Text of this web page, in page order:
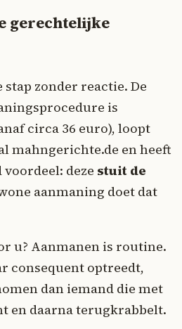
gerechtelijke
zonder reactie. De
is
circa 36 euro), loopt
mahngerichte.de en heeft
deze stuit de
aanmaning doet dat
u? Aanmanen is routine.
consequent optreedt,
dan iemand die met
en daarna terugkrabbelt.